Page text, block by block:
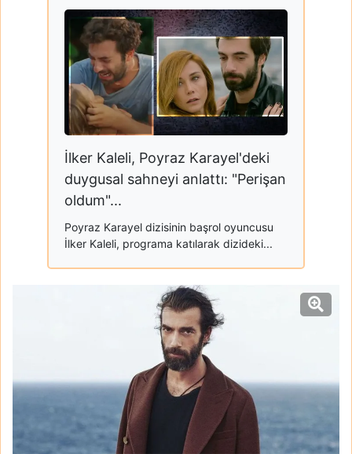
İlker Kaleli, Poyraz Karayel'deki
duygusal sahneyi anlattı: "Perişan
oldum"...
Poyraz Karayel dizisinin başrol oyuncusu
İlker Kaleli, programa katılarak dizideki...